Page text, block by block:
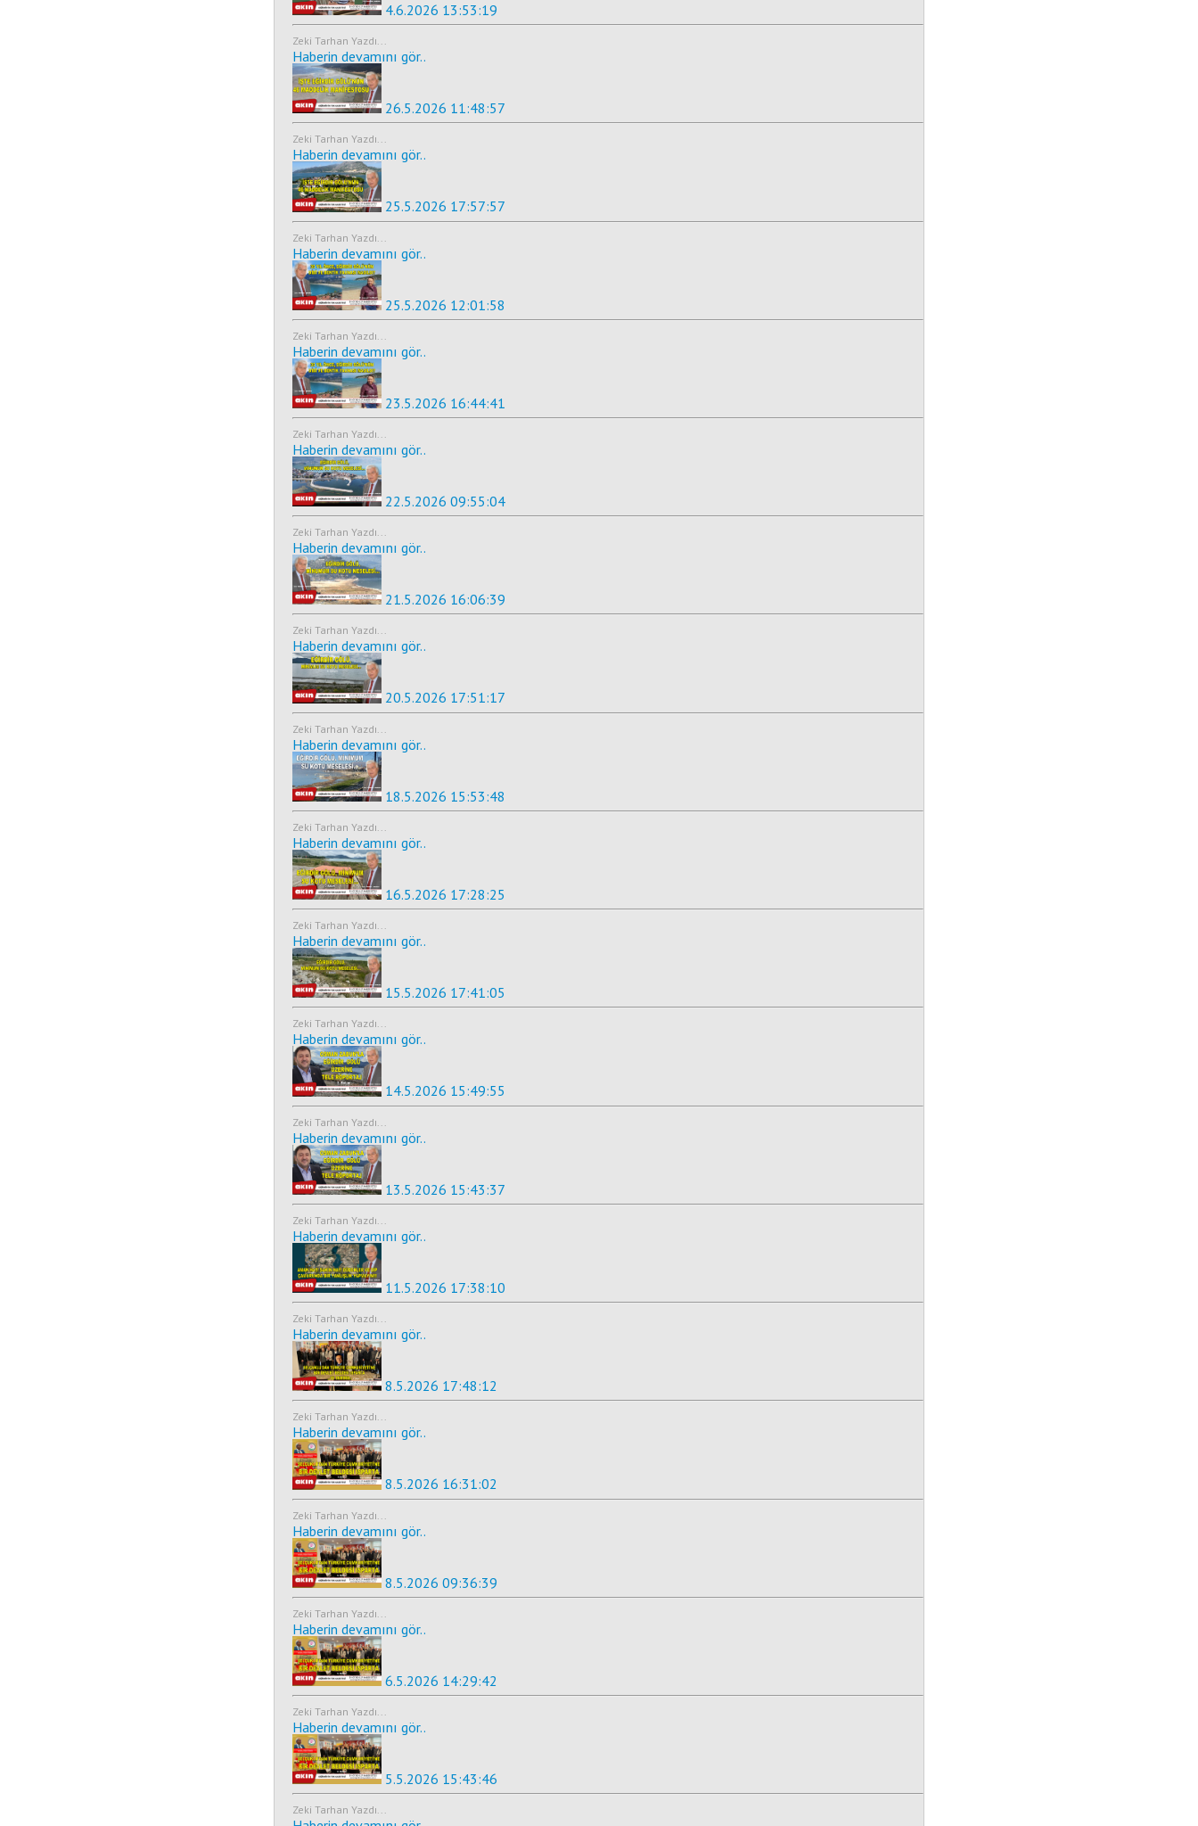
4.6.2026 13:53:19
Zeki Tarhan Yazdı...
Haberin devamını gör..
26.5.2026 11:48:57
Zeki Tarhan Yazdı...
Haberin devamını gör..
25.5.2026 17:57:57
Zeki Tarhan Yazdı...
Haberin devamını gör..
25.5.2026 12:01:58
Zeki Tarhan Yazdı...
Haberin devamını gör..
23.5.2026 16:44:41
Zeki Tarhan Yazdı...
Haberin devamını gör..
22.5.2026 09:55:04
Zeki Tarhan Yazdı...
Haberin devamını gör..
21.5.2026 16:06:39
Zeki Tarhan Yazdı...
Haberin devamını gör..
20.5.2026 17:51:17
Zeki Tarhan Yazdı...
Haberin devamını gör..
18.5.2026 15:53:48
Zeki Tarhan Yazdı...
Haberin devamını gör..
16.5.2026 17:28:25
Zeki Tarhan Yazdı...
Haberin devamını gör..
15.5.2026 17:41:05
Zeki Tarhan Yazdı...
Haberin devamını gör..
14.5.2026 15:49:55
Zeki Tarhan Yazdı...
Haberin devamını gör..
13.5.2026 15:43:37
Zeki Tarhan Yazdı...
Haberin devamını gör..
11.5.2026 17:38:10
Zeki Tarhan Yazdı...
Haberin devamını gör..
8.5.2026 17:48:12
Zeki Tarhan Yazdı...
Haberin devamını gör..
8.5.2026 16:31:02
Zeki Tarhan Yazdı...
Haberin devamını gör..
8.5.2026 09:36:39
Zeki Tarhan Yazdı...
Haberin devamını gör..
6.5.2026 14:29:42
Zeki Tarhan Yazdı...
Haberin devamını gör..
5.5.2026 15:43:46
Zeki Tarhan Yazdı...